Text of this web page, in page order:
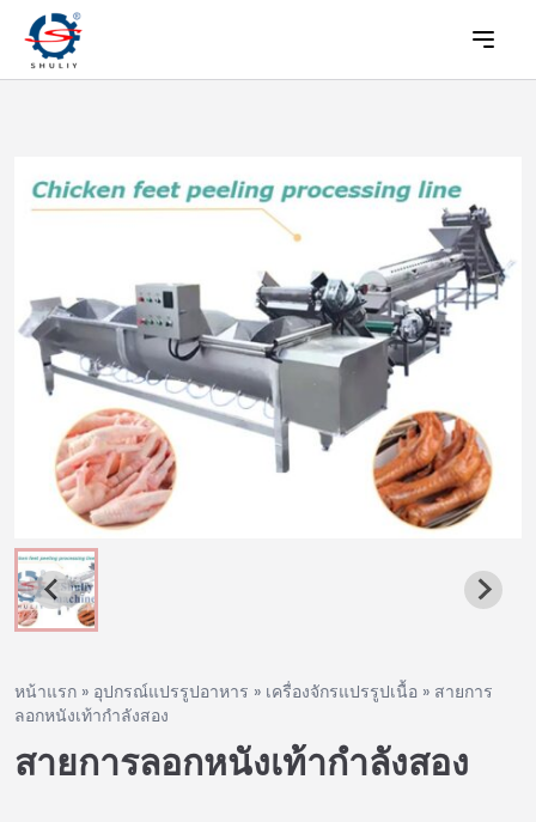
หน้าแรก » อุปกรณ์แปรรูปอาหาร » เครื่องจักรแปรรูปเนื้อ » สายการ
ลอกหนังเท้ากำลังสอง
สายการลอกหนังเท้ากำลังสอง